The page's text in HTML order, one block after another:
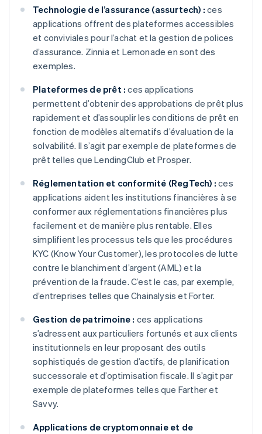
Technologie de l’assurance (assurtech) : ces
applications offrent des plateformes accessibles
et conviviales pour l’achat et la gestion de polices
d’assurance. Zinnia et Lemonade en sont des
exemples.
Plateformes de prêt : ces applications
permettent d’obtenir des approbations de prêt plus
rapidement et d’assouplir les conditions de prêt en
fonction de modèles alternatifs d’évaluation de la
solvabilité. Il s’agit par exemple de plateformes de
prêt telles que LendingClub et Prosper.
Réglementation et conformité (RegTech) : ces
applications aident les institutions financières à se
conformer aux réglementations financières plus
facilement et de manière plus rentable. Elles
simplifient les processus tels que les procédures
KYC (Know Your Customer), les protocoles de lutte
contre le blanchiment d’argent (AML) et la
prévention de la fraude. C’est le cas, par exemple,
d’entreprises telles que Chainalysis et Forter.
Gestion de patrimoine : ces applications
s’adressent aux particuliers fortunés et aux clients
institutionnels en leur proposant des outils
sophistiqués de gestion d’actifs, de planification
successorale et d’optimisation fiscale. Il s’agit par
exemple de plateformes telles que Farther et
Savvy.
Applications de cryptomonnaie et de